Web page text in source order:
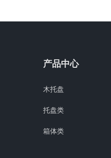
产品中心
木托盘
托盘类
箱体类